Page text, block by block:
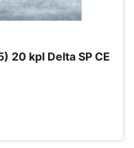
20 kpl Delta SP CE